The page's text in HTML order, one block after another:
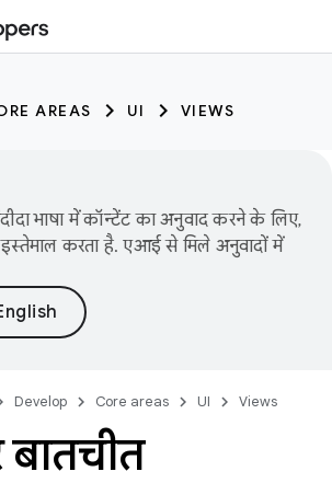
AREAS UI VIEWS
भाषा में कॉन्टेंट का अनुवाद करने के लिए,
करता है. एआई से मिले अनुवादों में
Develop Core areas UI Views